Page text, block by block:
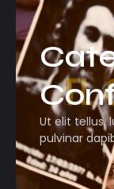
Ut elit tellus,
pulvinar